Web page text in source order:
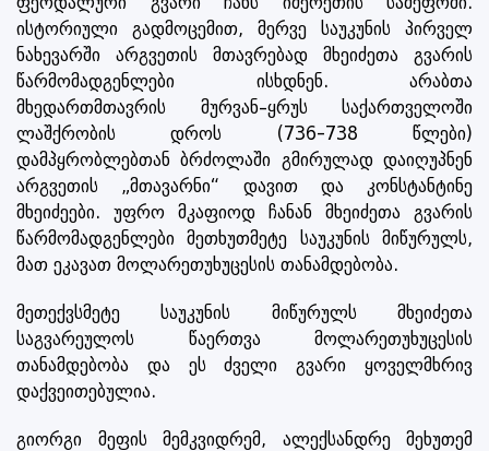
ისტორიული გადმოცემით, მერვე საუკუნის პირველ
ნახევარში არგვეთის მთავრებად მხეიძეთა გვარის
წარმომადგენლები ისხდნენ. არაბთა
მხედართმთავრის მურვან–ყრუს საქართველოში
ლაშქრობის დროს (736-738 წლები)
დამპყრობლებთან ბრძოლაში გმირულად დაიღუპნენ
არგვეთის „მთავარნი“ დავით და კონსტანტინე
მხეიძეები. უფრო მკაფიოდ ჩანან მხეიძეთა გვარის
წარმომადგენლები მეთხუთმეტე საუკუნის მიწურულს,
მათ ეკავათ მოლარეთუხუცესის თანამდებობა.
მეთექვსმეტე საუკუნის მიწურულს მხეიძეთა
საგვარეულოს წაერთვა მოლარეთუხუცესის
თანამდებობა და ეს ძველი გვარი ყოველმხრივ
დაქვეითებულია.
გიორგი მეფის მემკვიდრემ, ალექსანდრე მეხუთემ